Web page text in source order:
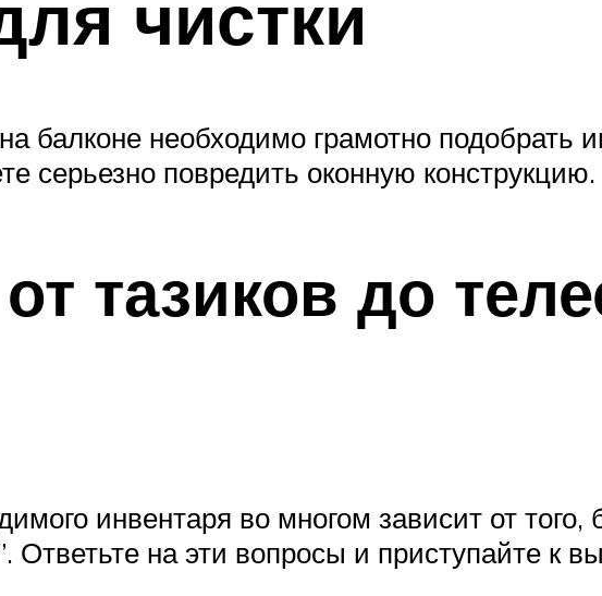
чистки
балконе необходимо грамотно подобрать
серьезно повредить оконную конструкцию.
тазиков до
инвентаря во многом зависит от
Ответьте на эти вопросы и приступайте к